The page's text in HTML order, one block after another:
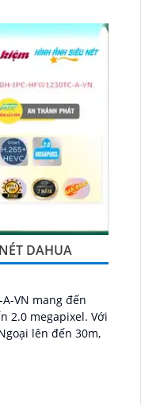
DAHUA
A-VN mang đến
megapixel. Với
lên đến 30m,